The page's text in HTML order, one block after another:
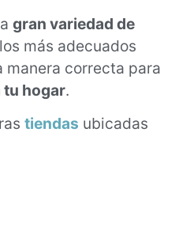
gran variedad de
más adecuados
manera correcta para
tu hogar.
tiendas ubicadas